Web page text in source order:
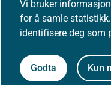
Vi bruker
for å samle
identifisere deg som
Godta Kun